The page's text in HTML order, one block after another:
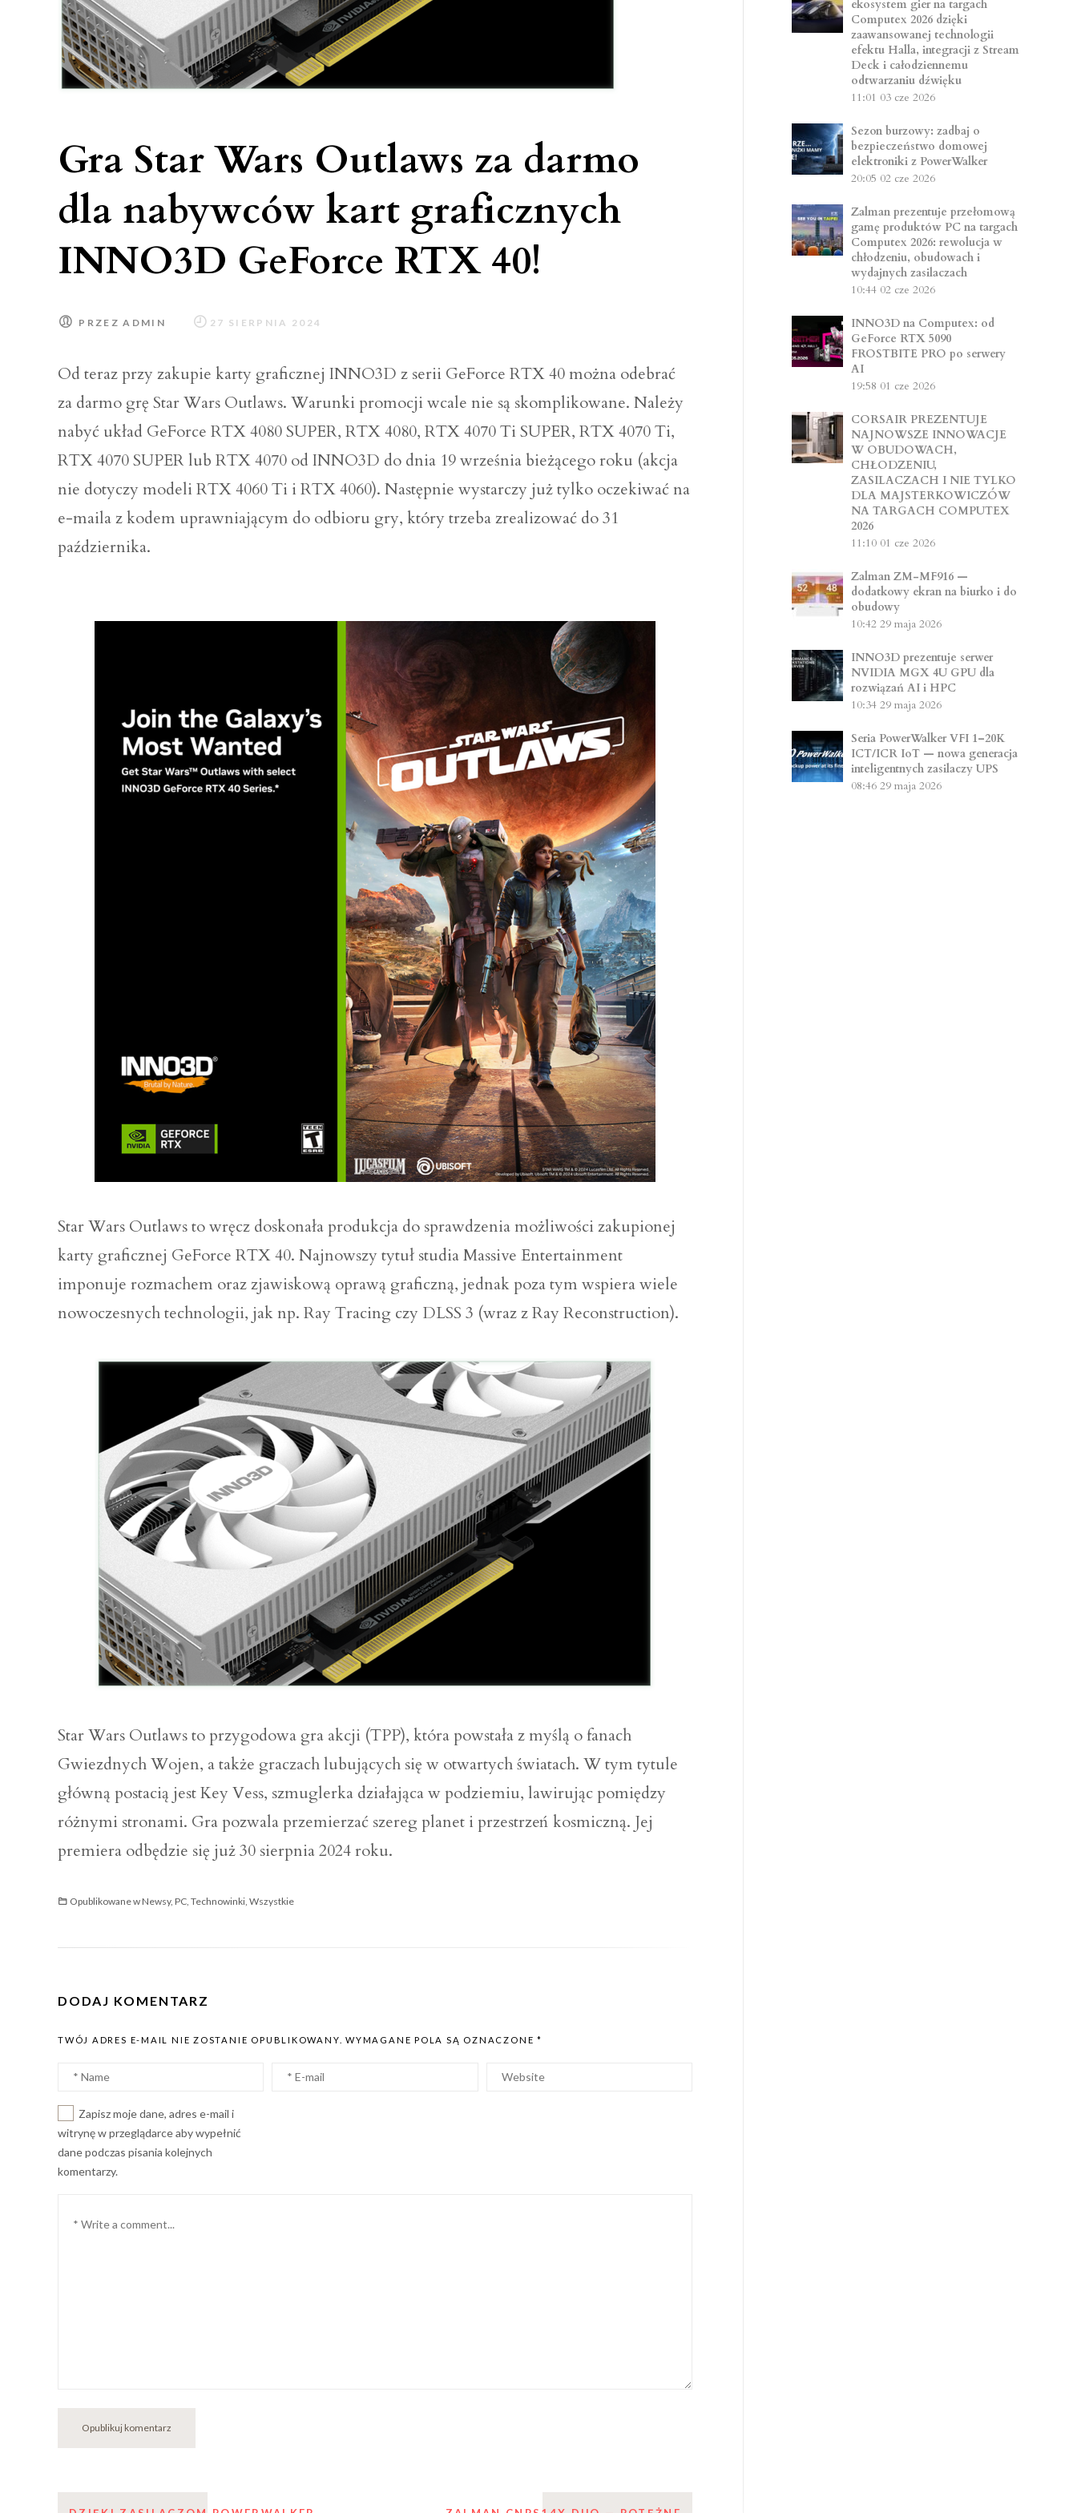
Gra Star Wars Outlaws za darmo
dla nabywców kart graficznych
INNO3D GeForce RTX 40!
PRZEZADMIN
Od teraz przy zakupie karty graficznej INNO3D z serii GeForce RTX 40 można odebrać
za darmo grę Star Wars Outlaws. Warunki promocji wcale nie są skomplikowane. Należy
nabyć układ GeForce RTX 4080 SUPER, RTX 4080, RTX 4070 Ti SUPER, RTX 4070 Ti,
RTX 4070 SUPER lub RTX 4070 od INNO3D do dnia 19 września bieżącego roku (akcja
nie dotyczy modeli RTX 4060 Ti i RTX 4060). Następnie wystarczy już tylko oczekiwać na
e-maila z kodem uprawniającym do odbioru gry, który trzeba zrealizować do 31
października.
Star Wars Outlaws to wręcz doskonała produkcja do sprawdzenia możliwości zakupionej
karty graficznej GeForce RTX 40. Najnowszy tytuł studia Massive Entertainment
imponuje rozmachem oraz zjawiskową oprawą graficzną, jednak poza tym wspiera wiele
nowoczesnych technologii, jak np. Ray Tracing czy DLSS 3 (wraz z Ray Reconstruction).
Star Wars Outlaws to przygodowa gra akcji (TPP), która powstała z myślą o fanach
Gwiezdnych Wojen, a także graczach lubujących się w otwartych światach. W tym tytule
główną postacią jest Key Vess, szmuglerka działająca w podziemiu, lawirując pomiędzy
różnymi stronami. Gra pozwala przemierzać szereg planet i przestrzeń kosmiczną. Jej
premiera odbędzie się już 30 sierpnia 2024 roku.
Opublikowane wNewsy, PC Technowinki Wszystkie
DODAJ KOMENTARZ
TWÓJ ADRES E-MAIL NIE ZOSTANIE OPUBLIKOWANY. WYMAGANE POLA SĄ OZNACZONE*
Nazwa
Email
Witryna
Zapisz moje dane, adres e-mail i
witrynę w przeglądarce aby wypełnić
dane podczas pisania kolejnych
komentarzy.
ekosystem gier na targach
Computex 2026 dzięki
zaawansowanej technologii
efektu Halla, integracji z Stream
Deck i całodziennemu
odtwarzaniu dźwięku
11:01 03 cze 2026
Sezon burzowy: zadbaj o
bezpieczeństwo domowej
elektroniki z PowerWalker
20:05 02 cze 2026
Zalman prezentuje przełomową
gamę produktów PC na targach
Computex 2026: rewolucja w
chłodzeniu, obudowach i
wydajnych zasilaczach
10:44 02 cze 2026
INNO3D na Computex: od
GeForce RTX 5090
FROSTBITE PRO po serwery
AI
19:58 01 cze 2026
CORSAIR PREZENTUJE
NAJNOWSZE INNOWACJE
W OBUDOWACH,
CHŁODZENIU,
ZASILACZACH I NIE TYLKO
DLA MAJSTERKOWICZÓW
NA TARGACH COMPUTEX
2026
11:10 01 cze 2026
Zalman ZM-MF916 —
dodatkowy ekran na biurko i do
obudowy
10:42 29 maja 2026
INNO3D prezentuje serwer
NVIDIA MGX 4U GPU dla
rozwiązań AI i HPC
10:34 29 maja 2026
Seria PowerWalker VFI 1–20K
ICT/ICR IoT — nowa generacja
inteligentnych zasilaczy UPS
08:46 29 maja 2026